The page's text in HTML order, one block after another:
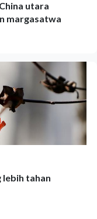
utara
margasatwa
lebih tahan